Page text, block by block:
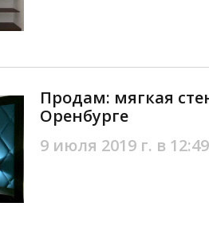
Продам: мягкая
Оренбурге
9 июля 2019 г. в 12:49